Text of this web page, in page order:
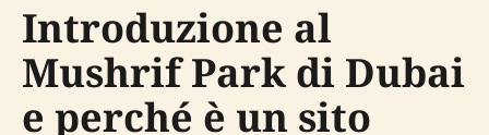
Introduzione al
Mushrif Park di Dubai
e perché è un sito